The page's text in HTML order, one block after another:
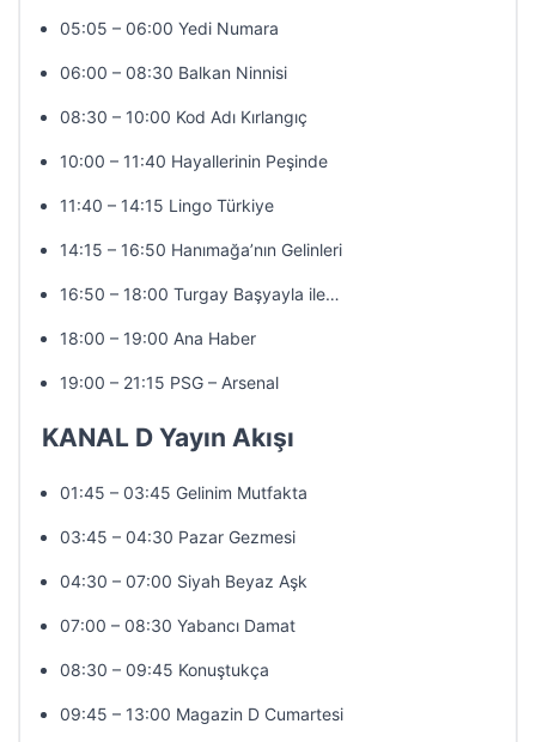
05:05 – 06:00 Yedi Numara
06:00 – 08:30 Balkan Ninnisi
08:30 – 10:00 Kod Adı Kırlangıç
10:00 – 11:40 Hayallerinin Peşinde
11:40 – 14:15 Lingo Türkiye
14:15 – 16:50 Hanımağa’nın Gelinleri
16:50 – 18:00 Turgay Başyayla ile…
18:00 – 19:00 Ana Haber
19:00 – 21:15 PSG – Arsenal
KANAL D Yayın Akışı
01:45 – 03:45 Gelinim Mutfakta
03:45 – 04:30 Pazar Gezmesi
04:30 – 07:00 Siyah Beyaz Aşk
07:00 – 08:30 Yabancı Damat
08:30 – 09:45 Konuştukça
09:45 – 13:00 Magazin D Cumartesi